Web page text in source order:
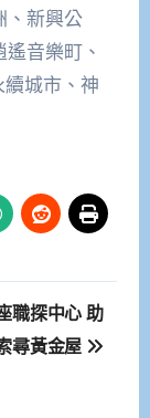
、新興公
音樂町、
城市、神
職探中心 助
尋黃金屋